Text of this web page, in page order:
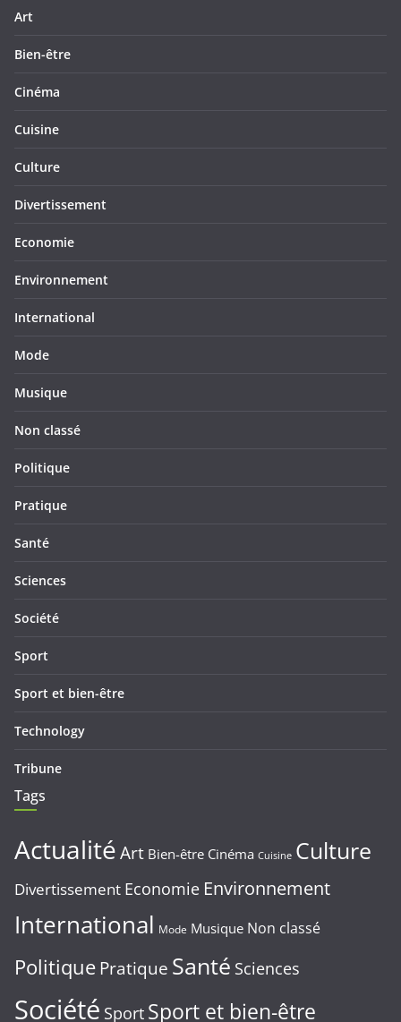
Art
Bien-être
Cinéma
Cuisine
Culture
Divertissement
Economie
Environnement
International
Mode
Musique
Non classé
Politique
Pratique
Santé
Sciences
Société
Sport
Sport et bien-être
Technology
Tribune
Tags
ActualitéArt Bien-être Cinéma Cuisine Culture
Divertissement Economie Environnement
International Mode Musique Non classé
Politique Pratique Santé Sciences
Société Sport Sport et bien-être